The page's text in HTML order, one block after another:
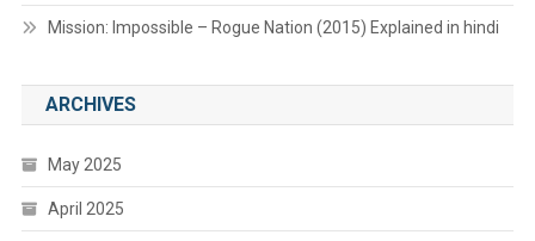
Mission: Impossible – Rogue Nation (2015) Explained in hindi
ARCHIVES
May 2025
April 2025